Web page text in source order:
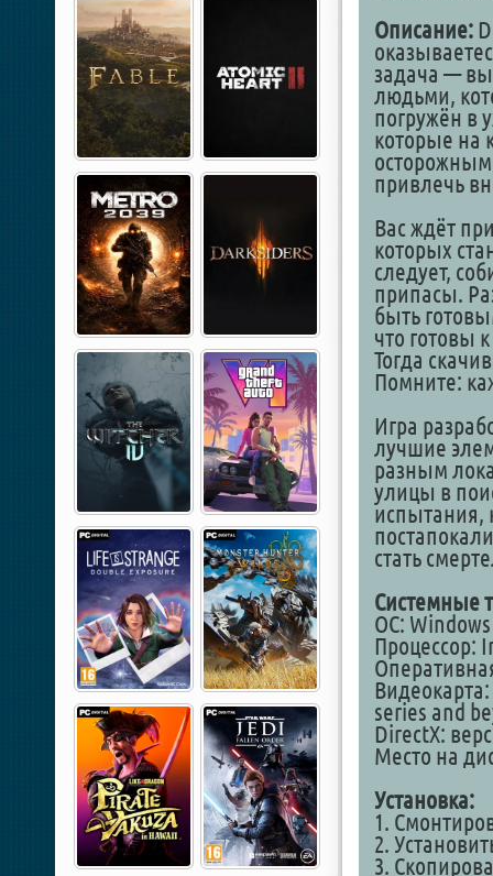
Описание:
задача —
людьми,
погружён в
которые на
привлечь
Вас ждёт
которых
следует,
припасы.
быть
что готовы
Тогда
Помните:
Игра
лучшие
разным
улицы в
испытания,
стать
Системные
ОС:
Процессор:
Видеокарта:
series and
DirectX:
Место на
Установка:
1.
2.
3.